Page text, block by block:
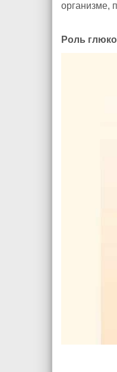
организме,
Роль